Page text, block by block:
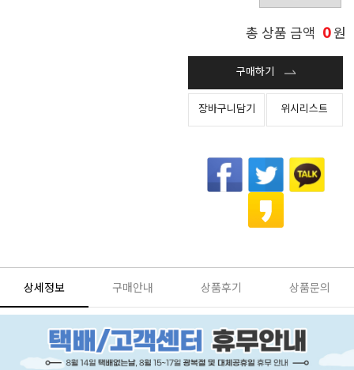
총 상품 금액 0원
구매하기
장바구니담기 위시리스트
상세정보 구매안내 상품후기 상품문의